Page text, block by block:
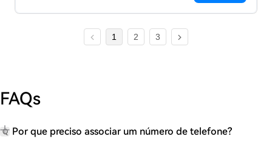
1 2 3
FAQs
Q Por que preciso associar um número de telefone?